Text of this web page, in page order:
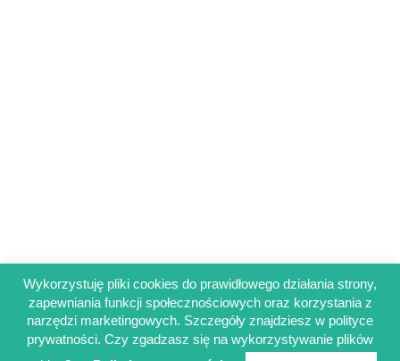
Regulamin sklepu
Polityka prywatności
Obowiązek informacyjny RODO
Wykorzystuję pliki cookies do prawidłowego działania strony,
zapewniania funkcji społecznościowych oraz korzystania z
narzędzi marketingowych. Szczegóły znajdziesz w polityce
prywatności. Czy zgadzasz się na wykorzystywanie plików